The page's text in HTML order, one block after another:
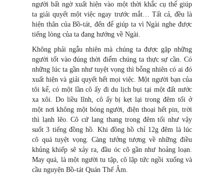
người bất ngờ xuất hiện vào một thời khắc cụ thể giúp
ta giải quyết một việc ngay trước mắt… Tất cả, đều là
hiện thân của Bồ-tát, đến để giúp ta vì Ngài nghe được
tiếng lòng của ta đang hướng về Ngài.
Không phải ngẫu nhiên mà chúng ta được gặp những
người tốt vào đúng thời điểm chúng ta thực sự cần. Có
những lúc ta gần như tuyệt vọng thì bỗng nhiên có ai đó
xuất hiện và giải quyết hết mọi việc. Một người bạn của
tôi kể, có một lần cô ấy đi du lịch bụi tại một đất nước
xa xôi. Do liều lĩnh, cô ấy bị kẹt lại trong đêm tối ở
một nơi không một bóng người, điện thoại hết pin, trời
thì lạnh lẽo. Cô cứ lang thang trong đêm tối như vậy
suốt 3 tiếng đồng hồ. Khi đồng hồ chỉ 12g đêm là lúc
cô quá tuyệt vọng. Càng tưởng tượng về những điều
khủng khiếp sẽ xảy ra, đầu óc cô gần như hoảng loạn.
May quá, là một người tu tập, cô lập tức ngồi xuống và
cầu nguyện Bồ-tát Quán Thế Âm.